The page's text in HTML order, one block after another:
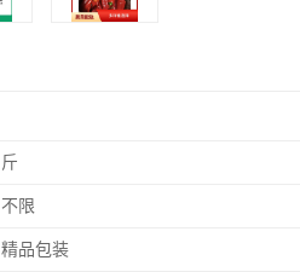
斤
不限
精品包装